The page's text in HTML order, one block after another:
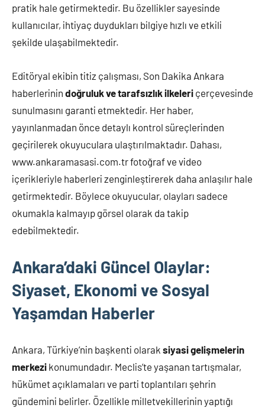
pratik hale getirmektedir. Bu özellikler sayesinde
kullanıcılar, ihtiyaç duydukları bilgiye hızlı ve etkili
şekilde ulaşabilmektedir.
Editöryal ekibin titiz çalışması, Son Dakika Ankara
haberlerinin doğruluk ve tarafsızlık ilkeleri çerçevesinde
sunulmasını garanti etmektedir. Her haber,
yayınlanmadan önce detaylı kontrol süreçlerinden
geçirilerek okuyuculara ulaştırılmaktadır. Dahası,
www.ankaramasasi.com.tr fotoğraf ve video
içerikleriyle haberleri zenginleştirerek daha anlaşılır hale
getirmektedir. Böylece okuyucular, olayları sadece
okumakla kalmayıp görsel olarak da takip
edebilmektedir.
Ankara’daki Güncel Olaylar:
Siyaset, Ekonomi ve Sosyal
Yaşamdan Haberler
Ankara, Türkiye’nin başkenti olarak siyasi gelişmelerin
merkezi konumundadır. Meclis’te yaşanan tartışmalar,
hükümet açıklamaları ve parti toplantıları şehrin
gündemini belirler. Özellikle milletvekillerinin yaptığı